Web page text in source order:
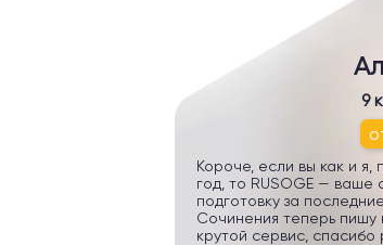
9
Короче, если вы как и я,
год, то RUSOGE — ваше
подготовку за
Сочинения теперь пишу
крутой сервис, спасибо